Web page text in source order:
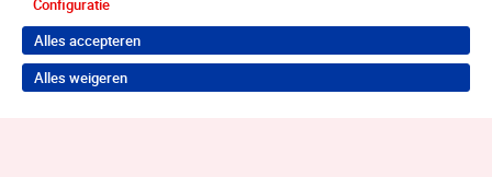
Configuratie
Alles accepteren
Alles weigeren